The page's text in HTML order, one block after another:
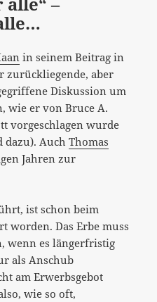
in seinem Beitrag in
zurückliegende, aber
Diskussion um
wie er von Bruce A.
vorgeschlagen wurde
dazu). AuchThomas
Jahren zur
ist schon beim
worden. Das Erbe muss
wenn es längerfristig
als Anschub
am Erwerbsgebot
wie so oft,